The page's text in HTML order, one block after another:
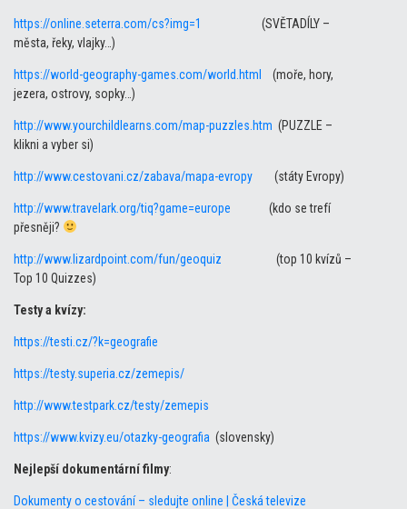
https://online.seterra.com/cs?img=1
(SVĚTADÍLY –
města, řeky, vlajky…)
https://world-geography-games.com/world.html
(moře, hory,
jezera, ostrovy, sopky…)
http://www.yourchildlearns.com/map-puzzles.htm (PUZZLE –
klikni a vyber si)
http://www.cestovani.cz/zabava/mapa-evropy (státy Evropy)
http://www.travelark.org/tiq?game=europe (kdo se trefí
přesněji?
http://www.lizardpoint.com/fun/geoquiz (top 10 kvízů –
Top 10 Quizzes)
Testy a kvízy:
https://testi.cz/?k=geografie
https://testy.superia.cz/zemepis/
http://www.testpark.cz/testy/zemepis
https://www.kvizy.eu/otazky-geografia (slovensky)
Nejlepší dokumentární filmy:
Dokumenty o cestování – sledujte online | Česká televize